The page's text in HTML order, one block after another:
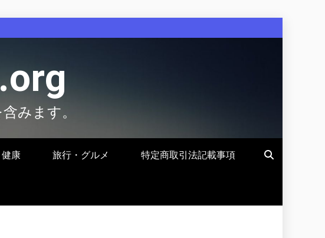
みます。
康 旅行・グルメ 特定商取引法記載事項